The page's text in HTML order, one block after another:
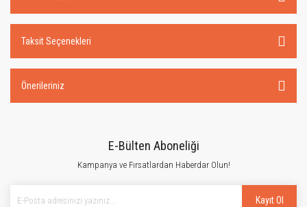
Taksit Seçenekleri
Önerileriniz
E-Bülten Aboneliği
Kampanya ve Fırsatlardan Haberdar Olun!
Kayıt Ol